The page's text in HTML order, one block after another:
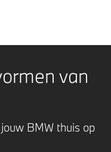
van
BMW thuis op